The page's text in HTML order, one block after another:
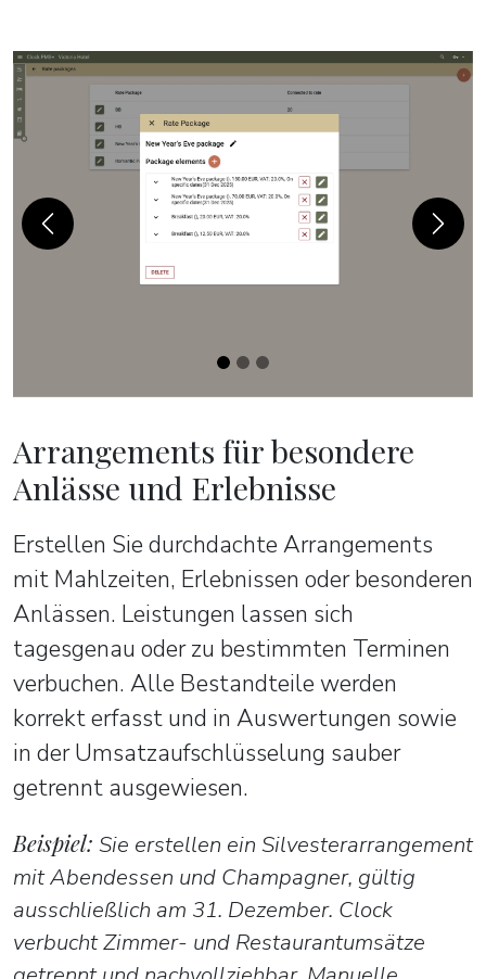
Previous Next
Arrangements für besondere
Anlässe und Erlebnisse
Erstellen Sie durchdachte Arrangements
mit Mahlzeiten, Erlebnissen oder besonderen
Anlässen. Leistungen lassen sich
tagesgenau oder zu bestimmten Terminen
verbuchen. Alle Bestandteile werden
korrekt erfasst und in Auswertungen sowie
in der Umsatzaufschlüsselung sauber
getrennt ausgewiesen.
Beispiel: Sie erstellen ein Silvesterarrangement
mit Abendessen und Champagner, gültig
ausschließlich am 31. Dezember. Clock
verbucht Zimmer- und Restaurantumsätze